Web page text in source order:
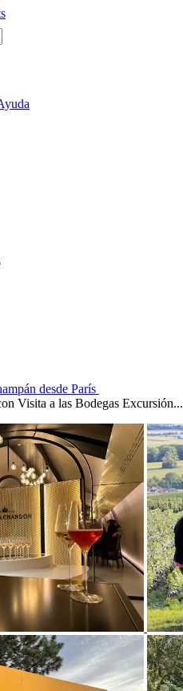
desde París
Visita a las Bodegas Excursión...